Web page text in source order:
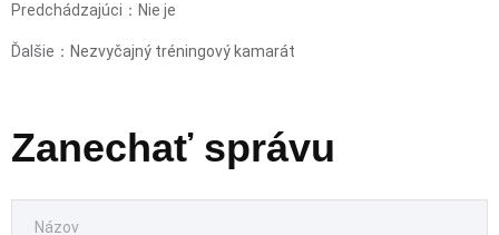
Predchádzajúci：Nie je
Ďalšie： Nezvyčajný tréningový kamarát
Zanechať správu